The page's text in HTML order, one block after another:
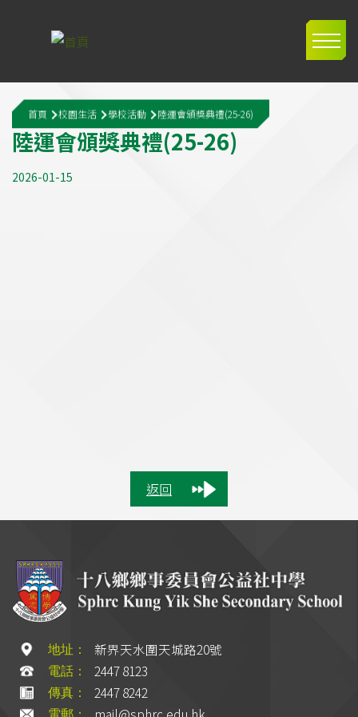
導
航
連
結
首頁 校園生活 學校活動 陸運會頒獎典禮(25-26)
陸運會頒獎典禮(25-26)
2026-01-15
返回
地址： 新界天水圍天城路20號
電話： 2447 8123
傳真： 2447 8242
電郵：